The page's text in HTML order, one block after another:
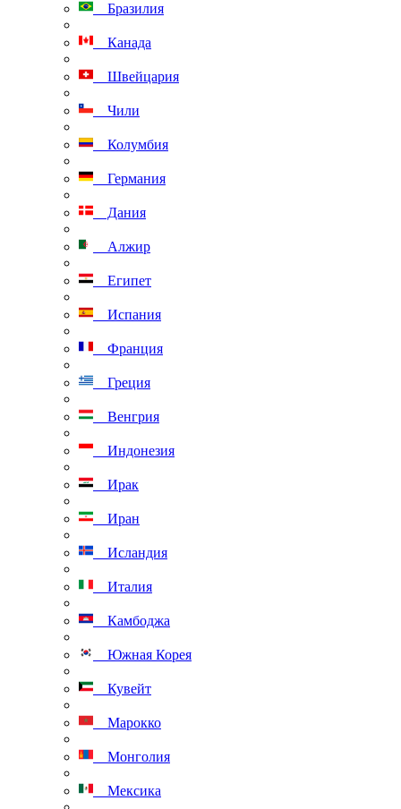
Бразилия
Канада
Швейцария
Чили
Колумбия
Германия
Дания
Алжир
Египет
Испания
Франция
Греция
Венгрия
Индонезия
Ирак
Иран
Исландия
Италия
Камбоджа
Южная Корея
Кувейт
Марокко
Монголия
Мексика